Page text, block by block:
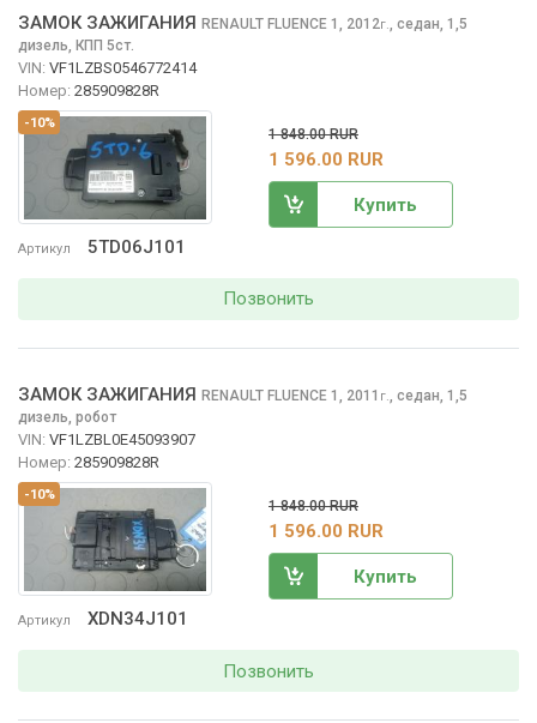
-10%
Артикул 5TD06J101
ЗАМОК ЗАЖИГАНИЯ RENAULT FLUENCE 1, 2012г.
седан, 1,5
дизель, КПП 5ст.
VIN: VF1LZBS0546772414
Номер: 285909828R
1 848.00 RUR
1 596.00 RUR
Купить
Позвонить
-10%
Артикул XDN34J101
ЗАМОК ЗАЖИГАНИЯ RENAULT FLUENCE 1, 2011 г.
седан, 1,5
дизель, робот
VIN: VF1LZBL0E45093907
Номер: 285909828R
1 848.00 RUR
1 596.00 RUR
Купить
Позвонить